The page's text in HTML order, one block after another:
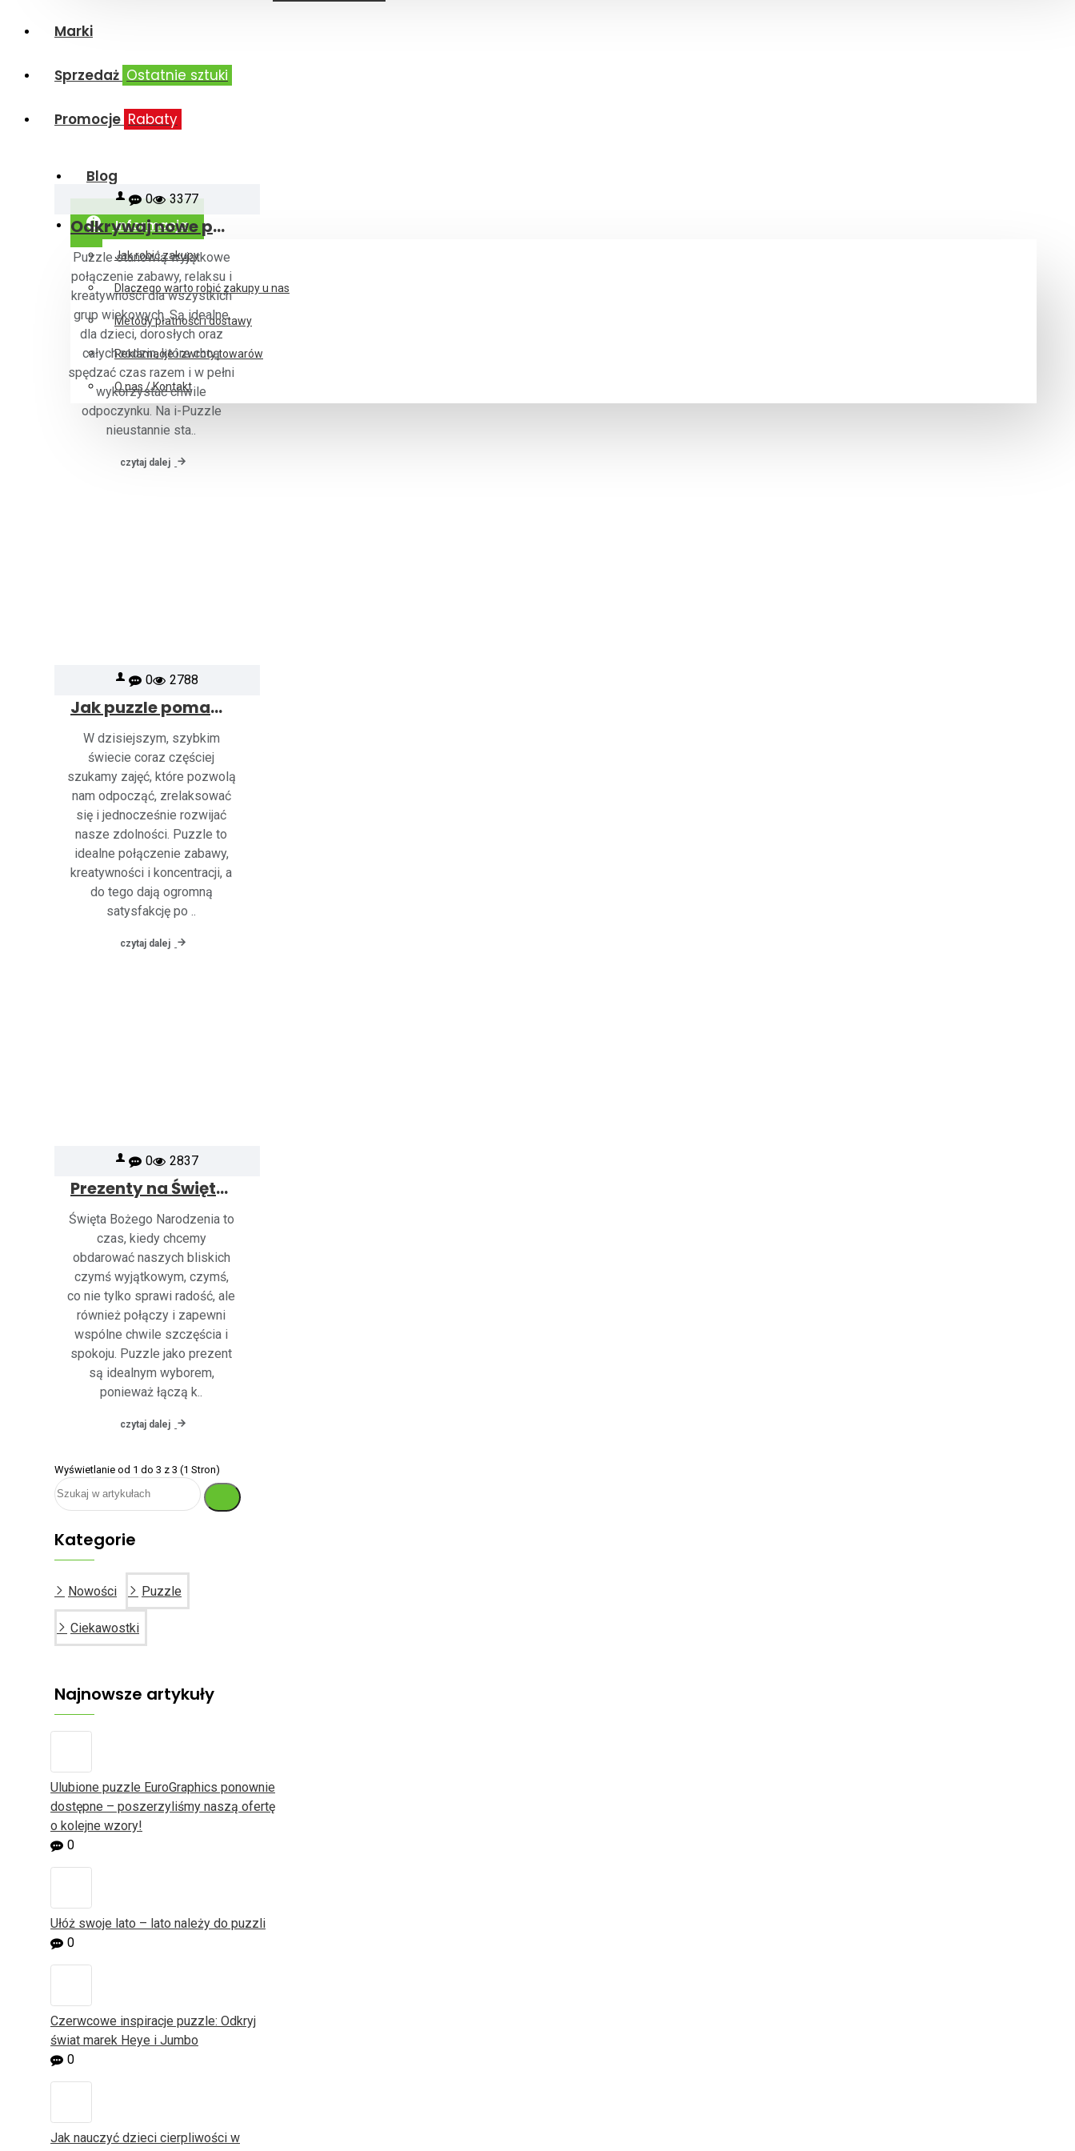
Marki
Sprzedaż Ostatnie sztuki
Promocje Rabaty
Blog
Informacja
Jak robić zakupy
Dlaczego warto robić zakupy u nas
Metody płatności i dostawy
Reklamacje i zwroty towarów
O nas / Kontakt
0 3377
Odkrywaj nowe puzzle codziennie: nowości, wyprzedaże i wybór według marek
Puzzle stanowią wyjątkowe
połączenie zabawy, relaksu i
kreatywności dla wszystkich
grup wiekowych. Są idealne
dla dzieci, dorosłych oraz
całych rodzin, które chcą
spędzać czas razem i w pełni
wykorzystać chwile
odpoczynku. Na i-Puzzle
nieustannie sta..
czytaj dalej
0 2788
Jak puzzle pomagają rozwijać kreatywność, koncentrację i relaks dla wszystkich grup wiekowych
W dzisiejszym, szybkim
świecie coraz częściej
szukamy zajęć, które pozwolą
nam odpocząć, zrelaksować
się i jednocześnie rozwijać
nasze zdolności. Puzzle to
idealne połączenie zabawy,
kreatywności i koncentracji, a
do tego dają ogromną
satysfakcję po ..
czytaj dalej
0 2837
Prezenty na Święta dla dzieci i dorosłych – puzzle, klocki drewniane, puzzle 3D i 4D
Święta Bożego Narodzenia to
czas, kiedy chcemy
obdarować naszych bliskich
czymś wyjątkowym, czymś,
co nie tylko sprawi radość, ale
również połączy i zapewni
wspólne chwile szczęścia i
spokoju. Puzzle jako prezent
są idealnym wyborem,
ponieważ łączą k..
czytaj dalej
Wyświetlanie od 1 do 3 z 3 (1 Stron)
Kategorie
Nowości Puzzle
Ciekawostki
Najnowsze artykuły
Ulubione puzzle EuroGraphics ponownie
dostępne – poszerzyliśmy naszą ofertę
o kolejne wzory!
0
Ułóż swoje lato – lato należy do puzzli
0
Czerwcowe inspiracje puzzle: Odkryj
świat marek Heye i Jumbo
0
Jak nauczyć dzieci cierpliwości w